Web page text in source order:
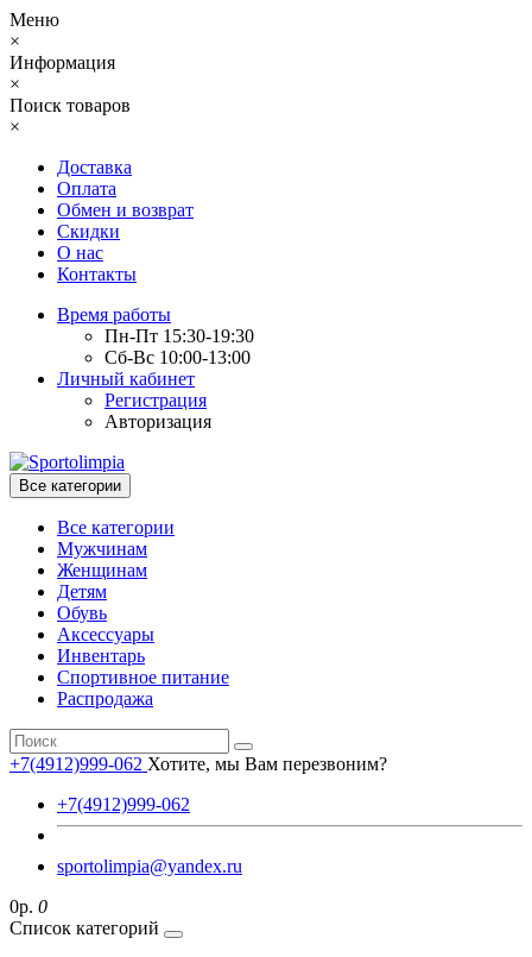
Меню
×
Информация
×
Поиск товаров
×
Доставка
Оплата
Обмен и возврат
Скидки
О нас
Контакты
Время работы
Пн-Пт 15:30-19:30
Сб-Вс 10:00-13:00
Личный кабинет
Регистрация
Авторизация
Все категории
Все категории
Мужчинам
Женщинам
Детям
Обувь
Аксессуары
Инвентарь
Спортивное питание
Распродажа
+7(4912)999-062 Хотите, мы Вам перезвоним?
+7(4912)999-062
sportolimpia@yandex.ru
0р. 0
Список категорий